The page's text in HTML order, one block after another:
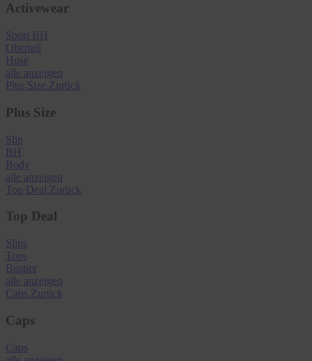
Activewear
Sport BH
Oberteil
Hose
alle anzeigen
Plus Size Zurück
Plus Size
Slip
BH
Body
alle anzeigen
Top Deal Zurück
Top Deal
Slips
Tops
Bustier
alle anzeigen
Caps Zurück
Caps
Caps